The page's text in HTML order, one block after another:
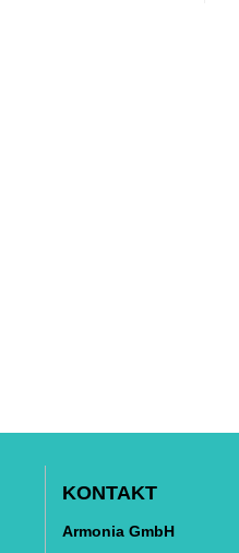
KONTAKT
Armonia GmbH